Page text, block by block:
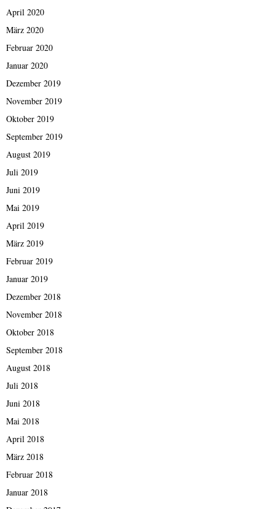
April 2020
März 2020
Februar 2020
Januar 2020
Dezember 2019
November 2019
Oktober 2019
September 2019
August 2019
Juli 2019
Juni 2019
Mai 2019
April 2019
März 2019
Februar 2019
Januar 2019
Dezember 2018
November 2018
Oktober 2018
September 2018
August 2018
Juli 2018
Juni 2018
Mai 2018
April 2018
März 2018
Februar 2018
Januar 2018